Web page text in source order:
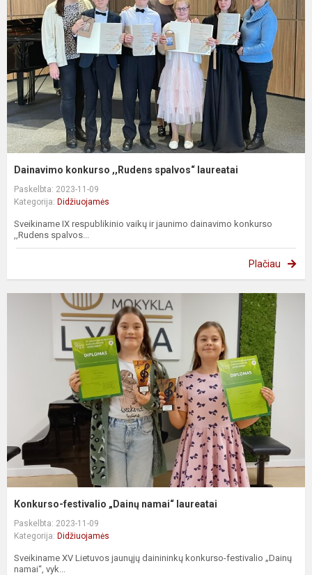
Dainavimo konkurso ,,Rudens spalvos“ laureatai
Paskelbta: 2023-11-09
Kategorija: Didžiuojamės
Sveikiname IX respublikinio vaikų ir jaunimo dainavimo konkurso
,,Rudens spalvos...
Plačiau
Konkurso-festivalio „Dainų namai“ laureatai
Paskelbta: 2023-11-09
Kategorija: Didžiuojamės
Sveikiname XV Lietuvos jaunųjų dainininkų konkurso-festivalio „Dainų
namai“, vyk...